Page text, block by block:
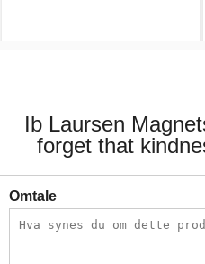
Ib Laursen
forget that
Omtale